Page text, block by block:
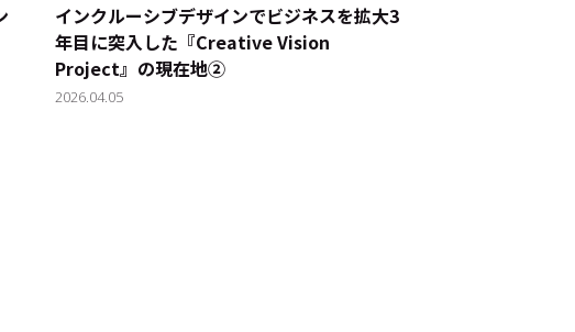
インクルーシブデザインでビジネスを拡大――3
年目に突入した『Creative Vision
Project』の現在地②
2026.04.05